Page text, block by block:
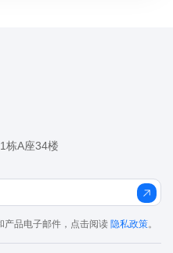
栋A座34楼
产品电子邮件，点击阅读 隐私政策。